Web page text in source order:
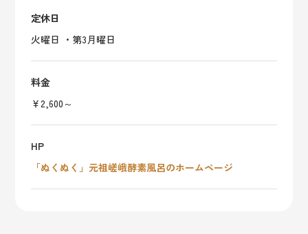
定休日
火曜日 ・第3月曜日
料金
￥2,600～
HP
「ぬくぬく」元祖嵯峨酵素風呂のホームページ